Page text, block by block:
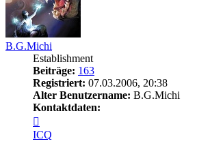
B.G.Michi
Establishment
Beiträge: 163
Registriert: 07.03.2006, 20:38
Alter Benutzername: B.G.Michi
Kontaktdaten:
von
B.G.Michi
ICQ